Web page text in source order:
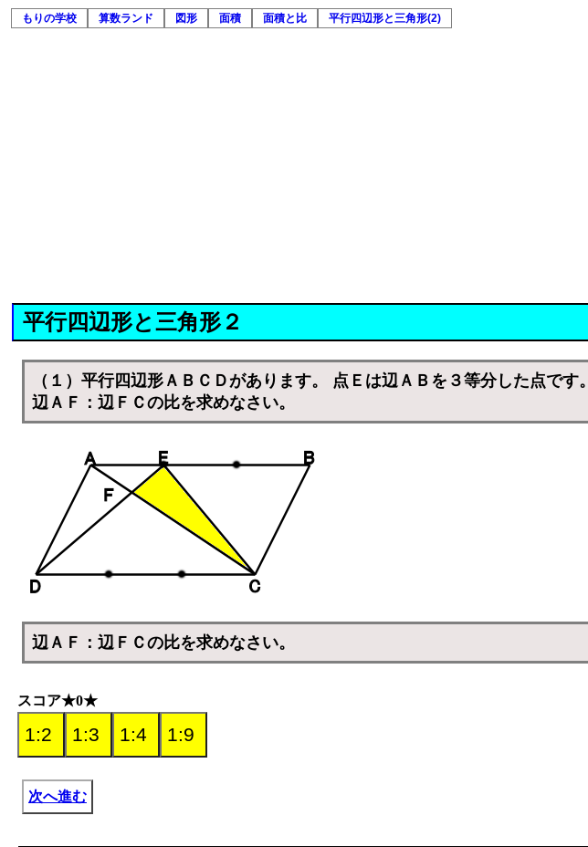
もりの学校 算数ランド 図形 面積 面積と比 平行四辺形と三角形(2)
平行四辺形と三角形２
（１）平行四辺形ＡＢＣＤがあります。 点Ｅは辺ＡＢを３等分した点です。
辺ＡＦ：辺ＦＣの比を求めなさい。
辺ＡＦ：辺ＦＣの比を求めなさい。
スコア★0★
次へ進む